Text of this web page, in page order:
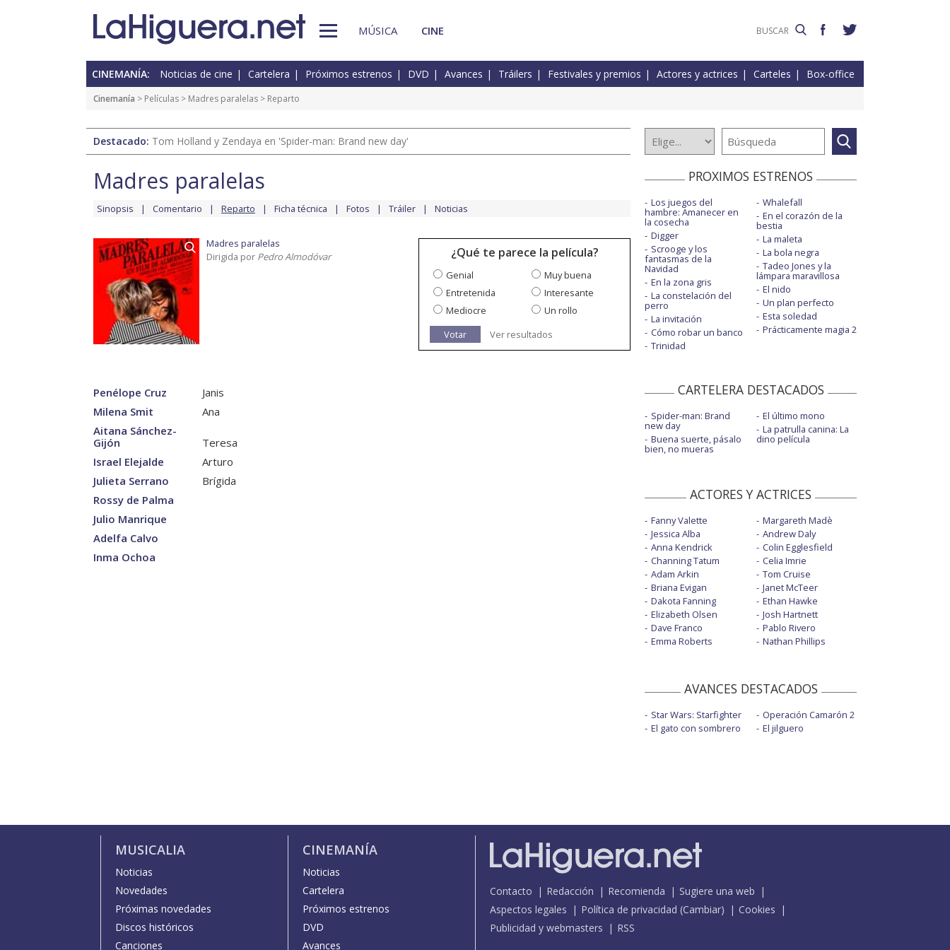
MÚSICA CINE
CINEMANÍA: Noticias de cine Cartelera Próximos estrenos DVD Avances Tráilers Festivales y premios Actores y actrices Carteles Box-office
Cinemanía > Películas > Madres paralelas > Reparto
Destacado: Tom Holland y Zendaya en 'Spider-man: Brand new day'
Madres paralelas
Sinopsis Comentario Reparto Ficha técnica Fotos Tráiler Noticias
Madres paralelas
Dirigida por Pedro Almodóvar ¿Qué te parece la película?
Genial
Muy buena
Entretenida
Interesante
Mediocre
Un rollo
Votar
Ver resultados
Penélope Cruz
Janis
Milena Smit
Ana
Aitana Sánchez-
Gijón
Teresa
Israel Elejalde
Arturo
Julieta Serrano
Brígida
Rossy de Palma
Julio Manrique
Adelfa Calvo
Inma Ochoa
PROXIMOS ESTRENOS
Los juegos del
hambre: Amanecer en
la cosecha
Digger
Scrooge y los
fantasmas de la
Navidad
En la zona gris
La constelación del
perro
La invitación
Cómo robar un banco
Trinidad
Whalefall
En el corazón de la
bestia
La maleta
La bola negra
Tadeo Jones y la
lámpara maravillosa
El nido
Un plan perfecto
Esta soledad
Prácticamente magia 2
CARTELERA DESTACADOS
Spider-man: Brand
new day
Buena suerte, pásalo
bien, no mueras
El último mono
La patrulla canina: La
dino película
ACTORES Y ACTRICES
Fanny Valette
Jessica Alba
Anna Kendrick
Channing Tatum
Adam Arkin
Briana Evigan
Dakota Fanning
Elizabeth Olsen
Dave Franco
Emma Roberts
Margareth Madè
Andrew Daly
Colin Egglesfield
Celia Imrie
Tom Cruise
Janet McTeer
Ethan Hawke
Josh Hartnett
Pablo Rivero
Nathan Phillips
AVANCES DESTACADOS
Star Wars: Starfighter
El gato con sombrero
Operación Camarón 2
El jilguero
MUSICALIA
Noticias
Novedades
Próximas novedades
Discos históricos
Canciones
CINEMANÍA
Noticias
Cartelera
Próximos estrenos
DVD
Avances
Contacto Redacción Recomienda
Sugiere una web
Aspectos legales
Política de privacidad (Cambiar)
Cookies
Publicidad y webmasters
RSS